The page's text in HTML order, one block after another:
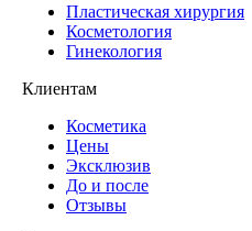
Пластическая хирургия
Косметология
Гинекология
Клиентам
Косметика
Цены
Эксклюзив
До и после
Отзывы